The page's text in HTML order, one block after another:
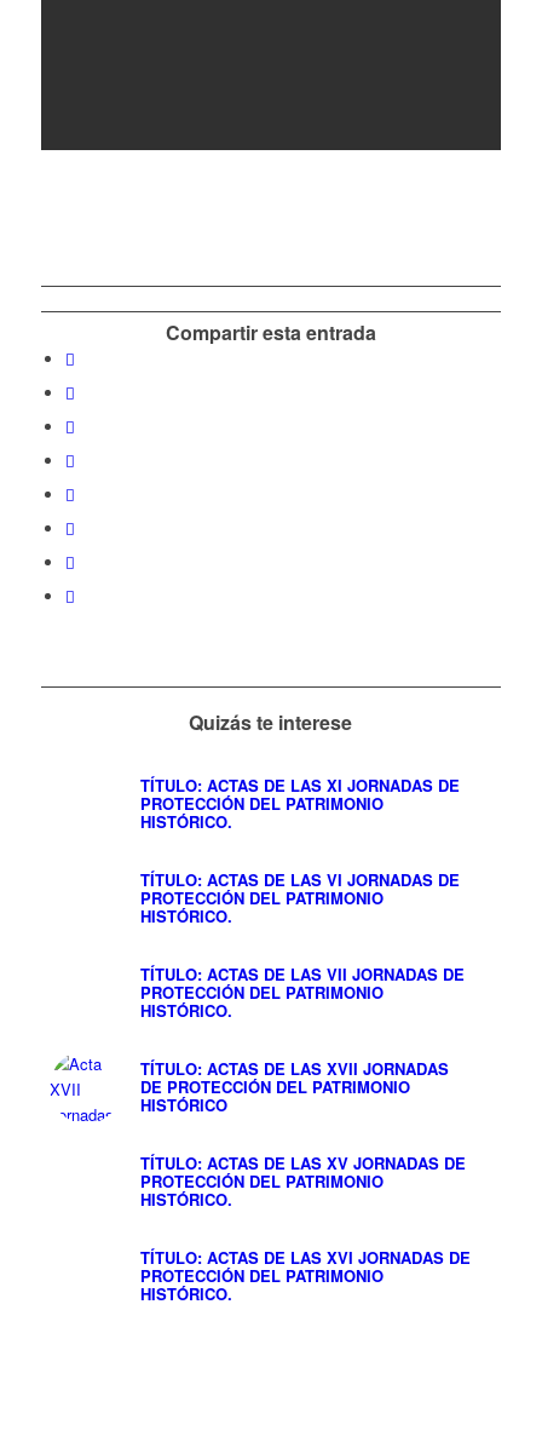
Compartir esta entrada
Quizás te interese
TÍTULO: ACTAS DE LAS XI JORNADAS DE
PROTECCIÓN DEL PATRIMONIO
HISTÓRICO.
TÍTULO: ACTAS DE LAS VI JORNADAS DE
PROTECCIÓN DEL PATRIMONIO
HISTÓRICO.
TÍTULO: ACTAS DE LAS VII JORNADAS DE
PROTECCIÓN DEL PATRIMONIO
HISTÓRICO.
TÍTULO: ACTAS DE LAS XVII JORNADAS
DE PROTECCIÓN DEL PATRIMONIO
HISTÓRICO
TÍTULO: ACTAS DE LAS XV JORNADAS DE
PROTECCIÓN DEL PATRIMONIO
HISTÓRICO.
TÍTULO: ACTAS DE LAS XVI JORNADAS DE
PROTECCIÓN DEL PATRIMONIO
HISTÓRICO.